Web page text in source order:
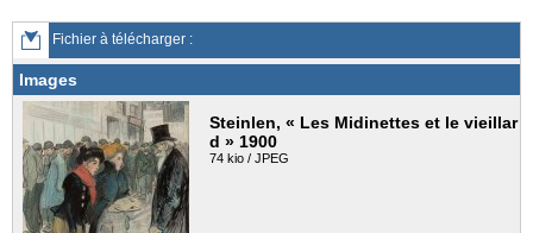
Fichier à télécharger :
Images
Steinlen, « Les Midinettes et le vieillar
d » 1900
74 kio / JPEG